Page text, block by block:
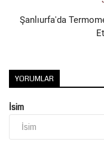
Şanlıurfa'da
YORUMLAR
İsim